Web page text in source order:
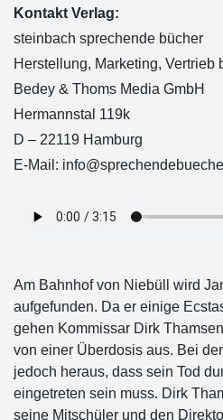
Kontakt Verlag:
steinbach sprechende bücher
Herstellung, Marketing, Vertrieb
Bedey & Thoms Media GmbH
Hermannstal 119k
D – 22119 Hamburg
E-Mail:
Am Bahnhof von Niebüll wird
aufgefunden. Da er einige
gehen Kommissar Dirk
von einer Überdosis aus. Bei
jedoch heraus, dass sein Tod
eingetreten sein muss. Dirk
seine Mitschüler und den